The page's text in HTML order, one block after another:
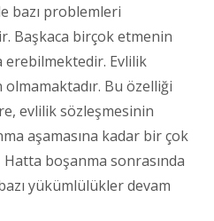
bazı problemleri
Başkaca birçok etmenin
Evlilik
Bu özelliği
evlilik sözleşmesinin
aşamasına kadar bir çok
boşanma sonrasında
yükümlülükler devam